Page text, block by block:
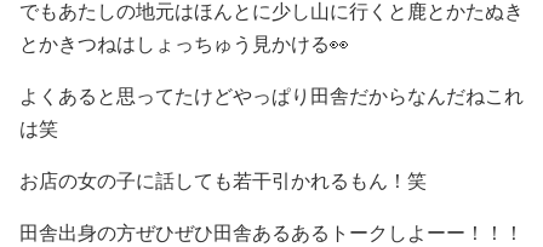
でもあたしの地元はほんとに少し山に行くと鹿とかたぬき
とかきつねはしょっちゅう見かける👀
よくあると思ってたけどやっぱり田舎だからなんだねこれ
は笑
お店の女の子に話しても若干引かれるもん！笑
田舎出身の方ぜひぜひ田舎あるあるトークしよーー！！！